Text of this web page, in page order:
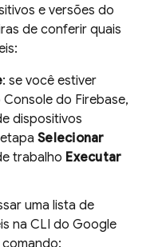
e versões do
de conferir quais
: se você estiver
do Firebase,
dispositivos
Selecionar
trabalho Executar
uma lista de
na CLI do Google